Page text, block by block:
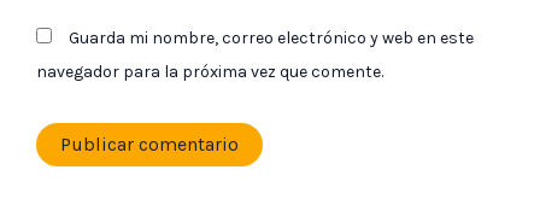
Guarda mi nombre, correo electrónico y web en este
navegador para la próxima vez que comente.